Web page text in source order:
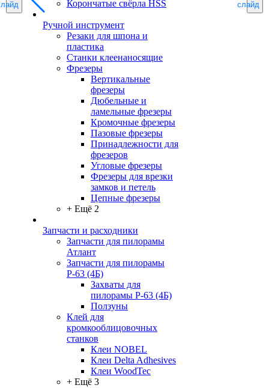
Корончатые свёрла HSS
Ручной инструмент
Резаки для шпона и
пластика
Станки клеенаносящие
Фрезеры
Вертикальные
фрезеры
Дюбельные и
ламельные фрезеры
Кромочные фрезеры
Пазовые фрезеры
Принадлежности для
фрезеров
Угловые фрезеры
Фрезеры для врезки
замков и петель
Цепные фрезеры
+ Ещё 2
Запчасти и расходники
Запчасти для пилорамы
Атлант
Запчасти для пилорамы
Р-63 (4Б)
Захваты для
пилорамы Р-63 (4Б)
Ползуны
Клей для
кромкооблицовочных
станков
Клеи NOBEL
Клеи Delta Adhesives
Клеи WoodTec
+ Ещё 3
слайд